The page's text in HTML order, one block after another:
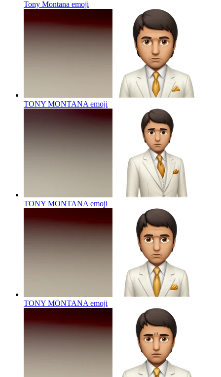
Tony Montana emoji
TONY MONTANA emoji
TONY MONTANA emoji
TONY MONTANA emoji